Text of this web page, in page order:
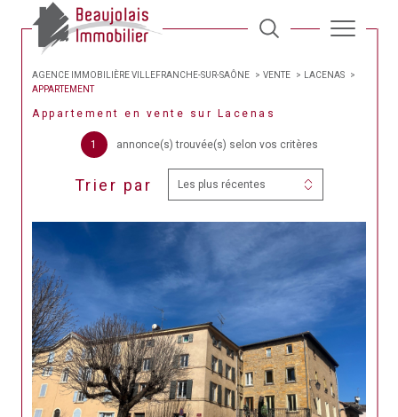
AGENCE IMMOBILIÈRE VILLEFRANCHE-SUR-SAÔNE VENTE
LACENAS
APPARTEMENT
Appartement en vente sur Lacenas
1 annonce(s) trouvée(s) selon vos critères
Trier par Les plus récentes